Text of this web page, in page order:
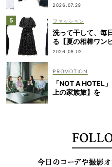
2026.07.29
ファッション
洗って干して、毎
る【夏の相棒ワン
2026.08.02
「NOT A HOTEL
上の家族旅】を